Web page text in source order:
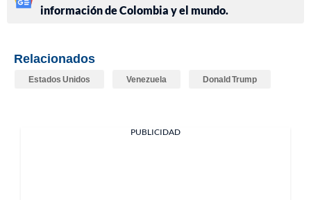
información de Colombia y el mundo.
Relacionados
Estados Unidos Venezuela Donald Trump
PUBLICIDAD